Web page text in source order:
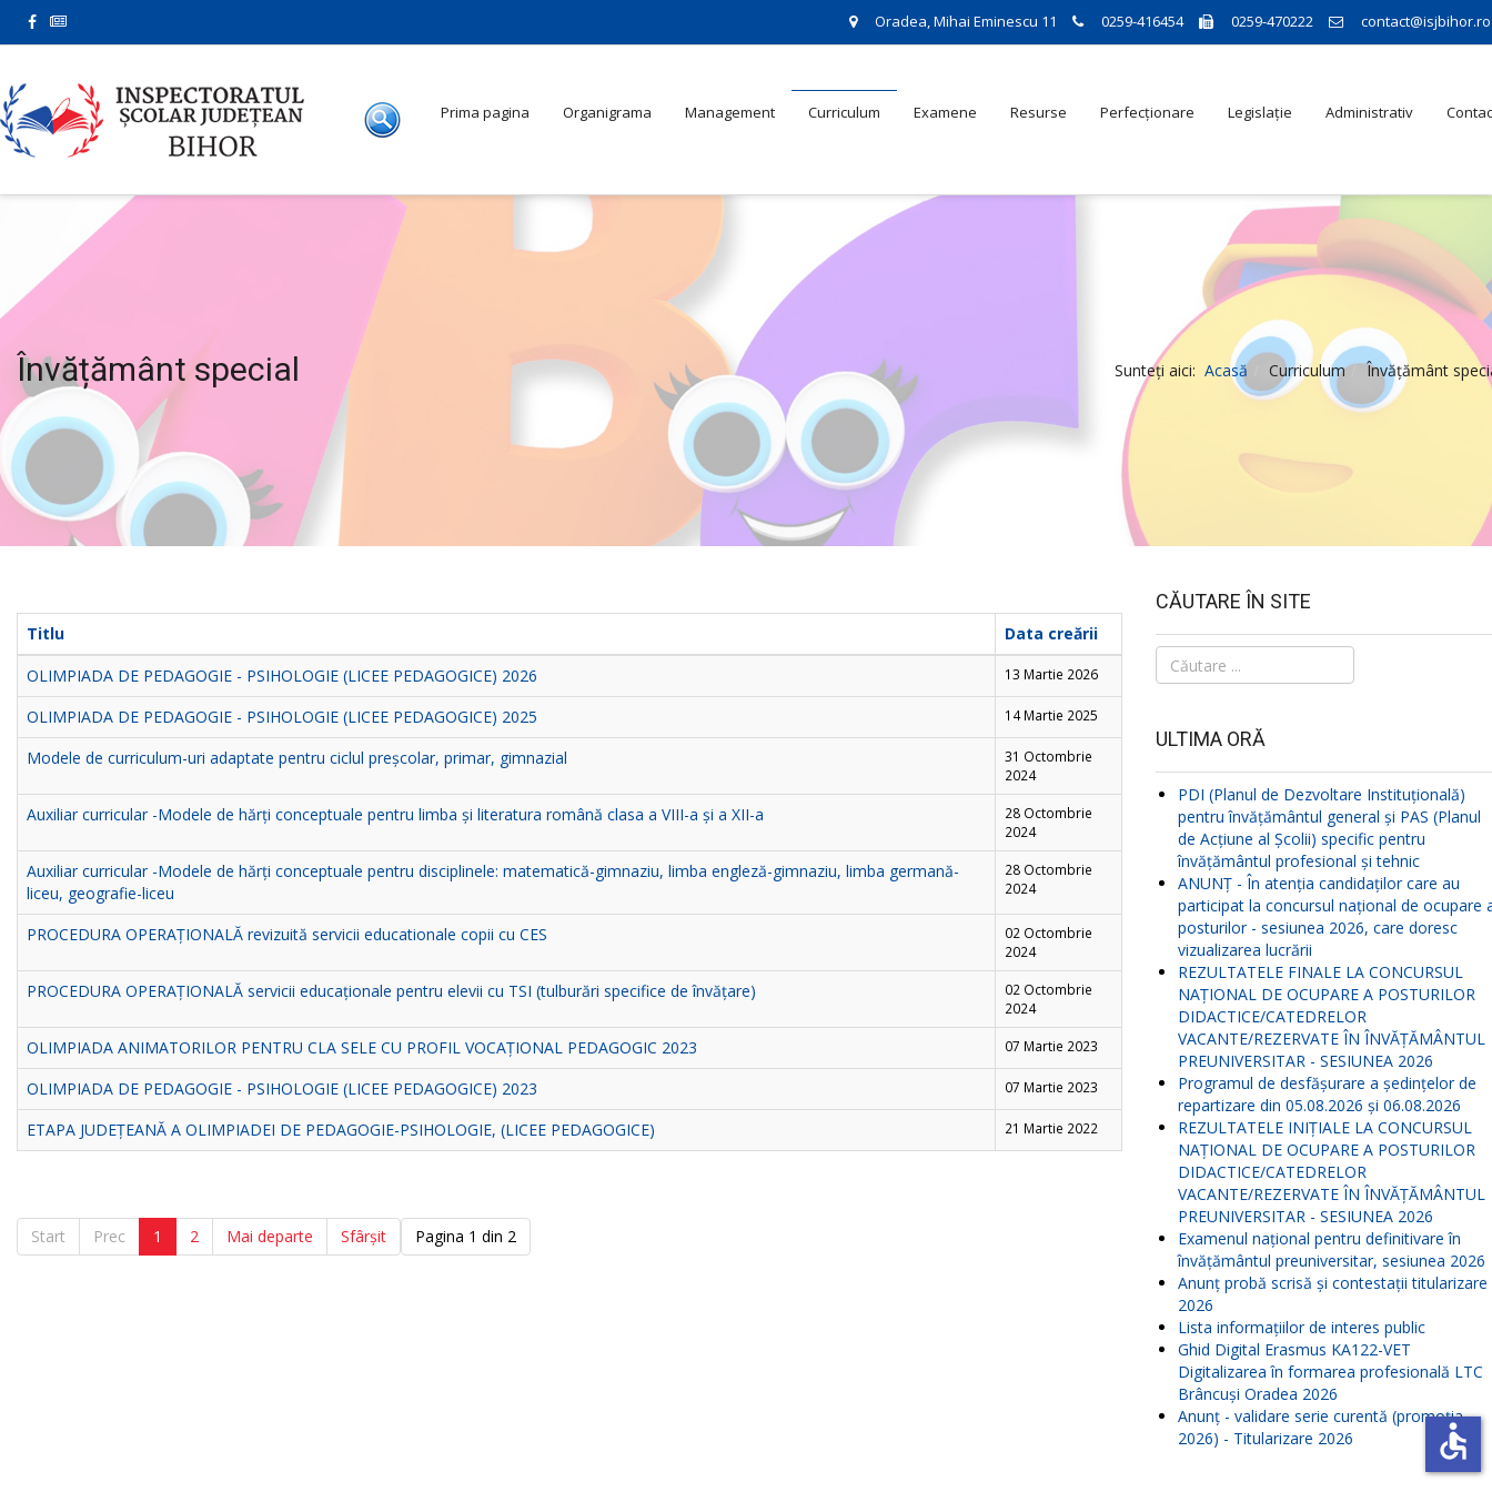
Oradea, Mihai Eminescu 11 0259-416454 0259-470222 contact@isjbihor.ro
Prima pagina Organigrama Management Curriculum Examene Resurse Perfecționare Legislație Administrativ
Învățământ special Sunteți aici: Acasă Curriculum Învățământ
Titlu
Data creării
OLIMPIADA DE PEDAGOGIE - PSIHOLOGIE (LICEE PEDAGOGICE) 2026
13 Martie 2026
OLIMPIADA DE PEDAGOGIE - PSIHOLOGIE (LICEE PEDAGOGICE) 2025 14 Martie 2025
Modele de curriculum-uri adaptate pentru ciclul preșcolar, primar, gimnazial
31 Octombrie
2024
Auxiliar curricular -Modele de hărți conceptuale pentru limba și literatura română clasa a VIII-a și a XII-a
28 Octombrie
2024
Auxiliar curricular -Modele de hărți conceptuale pentru disciplinele: matematică-gimnaziu, limba engleză-gimnaziu, limba germană-
liceu, geografie-liceu
28 Octombrie
2024
PROCEDURA OPERAŢIONALĂ revizuită servicii educationale copii cu CES
02 Octombrie
2024
PROCEDURA OPERAŢIONALĂ servicii educaționale pentru elevii cu TSI (tulburări specifice de învățare)
02 Octombrie
2024
OLIMPIADA ANIMATORILOR PENTRU CLA SELE CU PROFIL VOCAȚIONAL PEDAGOGIC 2023 07 Martie 2023
OLIMPIADA DE PEDAGOGIE - PSIHOLOGIE (LICEE PEDAGOGICE) 2023 07 Martie 2023
ETAPA JUDEȚEANĂ A OLIMPIADEI DE PEDAGOGIE-PSIHOLOGIE, (LICEE PEDAGOGICE) 21 Martie 2022
Pagina 1 din 2
Start Prec 1 2 Mai departe Sfârșit
CĂUTARE ÎN SITE
Căutare
...
ULTIMA ORĂ
PDI (Planul de Dezvoltare Instituțională)
pentru învățământul general și PAS (Planul
de Acțiune al Școlii) specific pentru
învățământul profesional și tehnic
ANUNŢ - În atenția candidaților care au
participat la concursul național de ocupare
posturilor - sesiunea 2026, care doresc
vizualizarea lucrării
REZULTATELE FINALE LA CONCURSUL
NAŢIONAL DE OCUPARE A POSTURILOR
DIDACTICE/CATEDRELOR
VACANTE/REZERVATE ÎN ÎNVĂŢĂMÂNTUL
PREUNIVERSITAR - SESIUNEA 2026
Programul de desfășurare a ședințelor de
repartizare din 05.08.2026 și 06.08.2026
REZULTATELE INIŢIALE LA CONCURSUL
NAŢIONAL DE OCUPARE A POSTURILOR
DIDACTICE/CATEDRELOR
VACANTE/REZERVATE ÎN ÎNVĂŢĂMÂNTUL
PREUNIVERSITAR - SESIUNEA 2026
Examenul național pentru definitivare în
învățământul preuniversitar, sesiunea 2026
Anunț probă scrisă și contestații titularizare
2026
Lista informațiilor de interes public
Ghid Digital Erasmus KA122-VET
Digitalizarea în formarea profesională LTC
Brâncuși Oradea 2026
Anunț - validare serie curentă (promoția
2026) - Titularizare 2026
accessible